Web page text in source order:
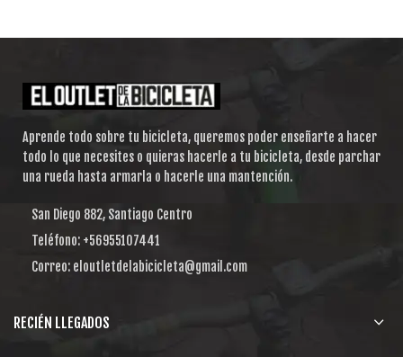
Aprende todo sobre tu bicicleta, queremos poder enseñarte a hacer
todo lo que necesites o quieras hacerle a tu bicicleta, desde parchar
una rueda hasta armarla o hacerle una mantención.
San Diego 882, Santiago Centro
Teléfono: +56955107441
Correo: eloutletdelabicicleta@gmail.com
RECIÉN LLEGADOS